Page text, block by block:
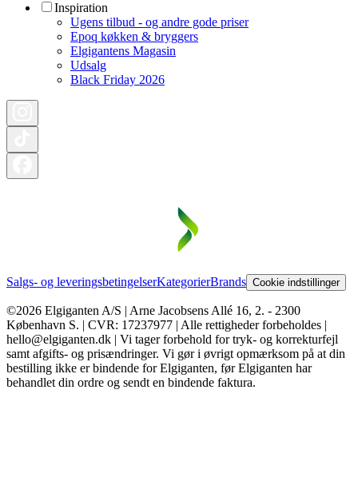
Inspiration
Ugens tilbud - og andre gode priser
Epoq køkken & bryggers
Elgigantens Magasin
Udsalg
Black Friday 2026
Salgs- og leveringsbetingelserKategorierBrands Cookie indstillinger
©2026 Elgiganten A/S | Arne Jacobsens Allé 16, 2. - 2300
København S. | CVR: 17237977 | Alle rettigheder forbeholdes |
hello@elgiganten.dk | Vi tager forbehold for tryk- og korrekturfejl
samt afgifts- og prisændringer. Vi gør i øvrigt opmærksom på at din
bestilling ikke er bindende for Elgiganten, før Elgiganten har
behandlet din ordre og sendt en bindende faktura.